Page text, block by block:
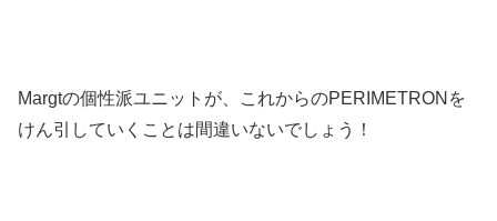
Margtの個性派ユニットが、これからのPERIMETRONを
けん引していくことは間違いないでしょう！